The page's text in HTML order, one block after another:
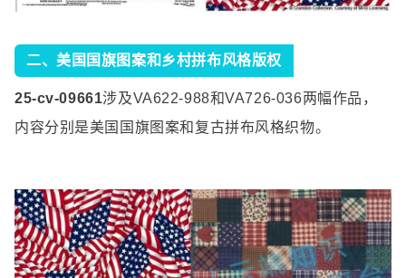
二、美国国旗图案和乡村拼布风格版权
25-cv-09661涉及VA622-988和VA726-036两幅作品，
内容分别是美国国旗图案和复古拼布风格织物。